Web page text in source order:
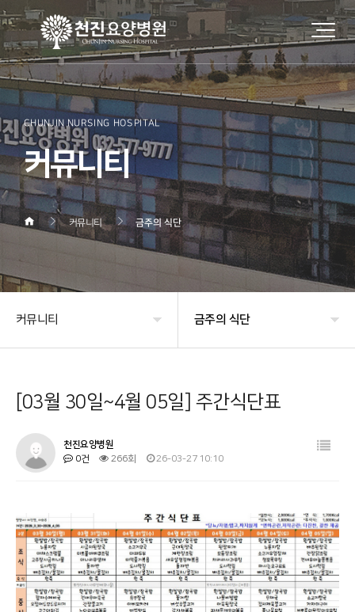
CHUNJIN NURSING HOSPITAL
커뮤니티
커뮤니티 금주의 식단
커뮤니티
시설 둘러보기
진료과목 안내
이용안내
기타
금주의 식단
금주의 식단
온라인상담
[03월 30일~4월 05일] 주간식단표
천진요양병원
0건
266회 26-03-27 10:10